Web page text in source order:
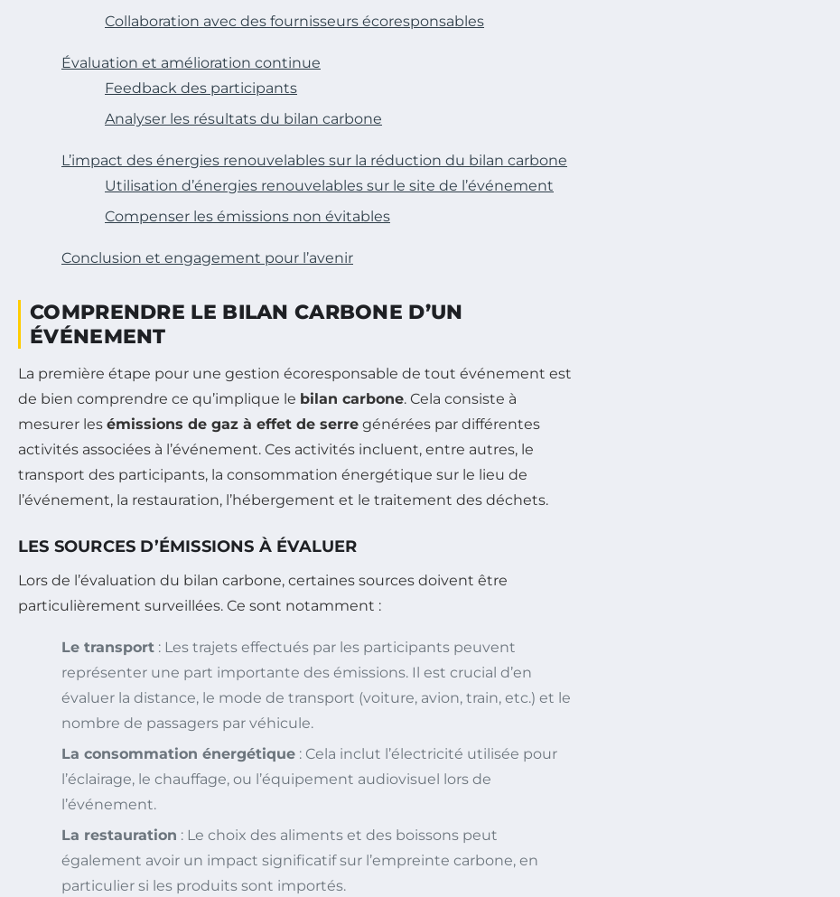
Collaboration avec des fournisseurs écoresponsables
Évaluation et amélioration continue
Feedback des participants
Analyser les résultats du bilan carbone
L’impact des énergies renouvelables sur la réduction du bilan carbone
Utilisation d’énergies renouvelables sur le site de l’événement
Compenser les émissions non évitables
Conclusion et engagement pour l’avenir
COMPRENDRE LE BILAN CARBONE D’UN
ÉVÉNEMENT
La première étape pour une gestion écoresponsable de tout événement est
de bien comprendre ce qu’implique le bilan carbone. Cela consiste à
mesurer les émissions de gaz à effet de serre générées par différentes
activités associées à l’événement. Ces activités incluent, entre autres, le
transport des participants, la consommation énergétique sur le lieu de
l’événement, la restauration, l’hébergement et le traitement des déchets.
LES SOURCES D’ÉMISSIONS À ÉVALUER
Lors de l’évaluation du bilan carbone, certaines sources doivent être
particulièrement surveillées. Ce sont notamment :
Le transport : Les trajets effectués par les participants peuvent
représenter une part importante des émissions. Il est crucial d’en
évaluer la distance, le mode de transport (voiture, avion, train, etc.) et le
nombre de passagers par véhicule.
La consommation énergétique : Cela inclut l’électricité utilisée pour
l’éclairage, le chauffage, ou l’équipement audiovisuel lors de
l’événement.
La restauration : Le choix des aliments et des boissons peut
également avoir un impact significatif sur l’empreinte carbone, en
particulier si les produits sont importés.